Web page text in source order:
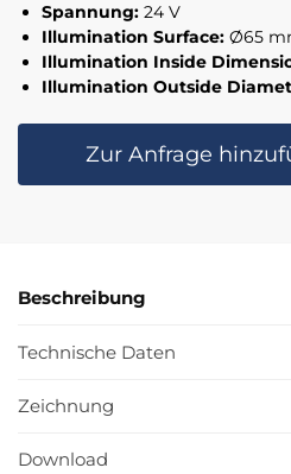
Spannung: 24 V
Illumination Surface: Ø65
Illumination Inside
Illumination Outside
Zur Anfrage
Beschreibung
Technische Daten
Zeichnung
Download